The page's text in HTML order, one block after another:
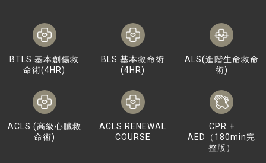
BTLS 基本創傷救
命術(4HR)
BLS 基本救命術
(4HR)
ALS(進階生命救命
術)
ACLS (高級心臟救
命術)
ACLS RENEWAL
COURSE
CPR +
AED（180min完
整版）